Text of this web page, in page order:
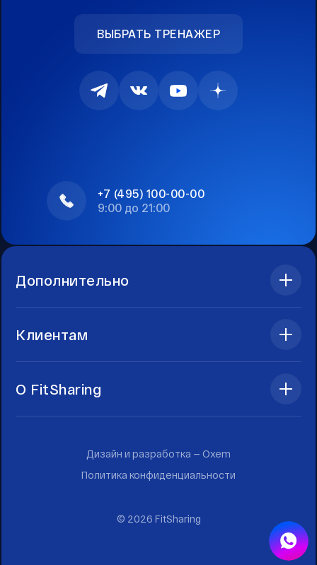
ВЫБРАТЬ ТРЕНАЖЕР
+7 (495) 100-00-00
9:00 до 21:00
Дополнительно
Клиентам
О FitSharing
© 2026 FitSharing
Политика конфиденциальности
Дизайн и разработка — Oxem